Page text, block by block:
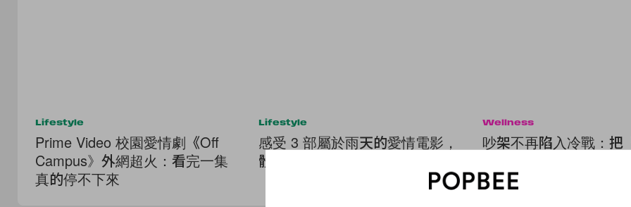
Lifestyle
Prime Video 校園愛情劇《Off
Campus》外網超火：看完一集
真的停不下來
Lifestyle
感受 3 部屬於雨天的愛情電影，
體會不同國家雨中的浪漫！
Wellness
吵架不再陷入冷戰：把
的 3 個說話藝術！